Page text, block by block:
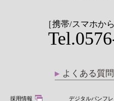
［携帯/スマホか
よくある質
採用情報 デジタルパンフレ